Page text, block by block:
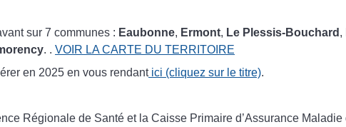
sur 7 communes : Eaubonne, Ermont, Le Plessis-Bouchard ,
. . VOIR LA CARTE DU TERRITOIRE
en 2025 en vous rendantici (cliquez sur le titre).
Régionale de Santé et la Caisse Primaire d’Assurance